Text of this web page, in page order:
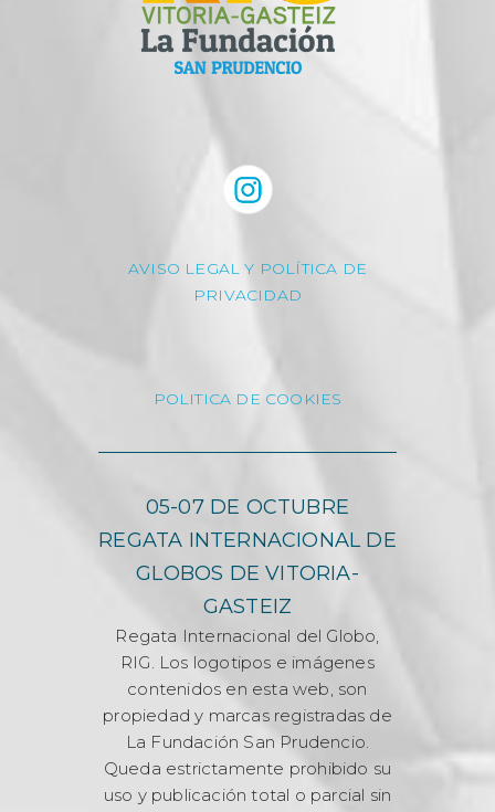
AVISO LEGAL Y POLÍTICA DE
PRIVACIDAD
POLITICA DE COOKIES
05-07 DE OCTUBRE
REGATA INTERNACIONAL DE
GLOBOS DE VITORIA-
GASTEIZ
Regata Internacional del Globo,
RIG. Los logotipos e imágenes
contenidos en esta web, son
propiedad y marcas registradas de
La Fundación San Prudencio.
Queda estrictamente prohibido su
uso y publicación total o parcial sin